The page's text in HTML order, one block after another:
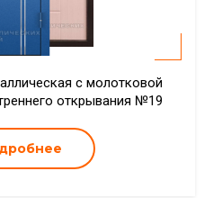
с молотковой
открывания №19